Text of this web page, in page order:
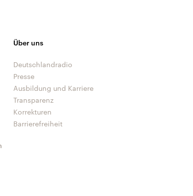
Über uns
Deutschlandradio
Presse
Ausbildung und Karriere
Transparenz
Korrekturen
Barrierefreiheit